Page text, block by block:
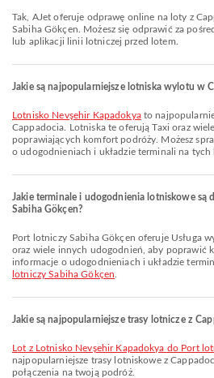
Tak, AJet oferuje odprawę online na loty z Cappadocia do Port lotniczy
Sabiha Gökçen. Możesz się odprawić za
lub aplikacji linii lotniczej przed lotem.
Jakie są najpopularniejsze lotniska wylotu w
Lotnisko Nevşehir Kapadokyato
Cappadocia. Lotniska te oferują Taxi oraz
poprawiających komfort podróży. Możesz
o udogodnieniach i układzie terminali na tych
Jakie terminale i udogodnienia lotniskowe są
Sabiha Gökçen?
Port lotniczy Sabiha Gökçen oferuje Usługa wymiany walut, Taxi, Restauracje
oraz wiele innych udogodnień, aby poprawić
informacje o udogodnieniach i układzie
lotniczy Sabiha Gökçen
Jakie są najpopularniejsze trasy lotnicze z
lot z Lotnisko Nevşehir Kapadokya do Port
najpopularniejsze trasy lotniskowe z
połączenia na twoją podróż.